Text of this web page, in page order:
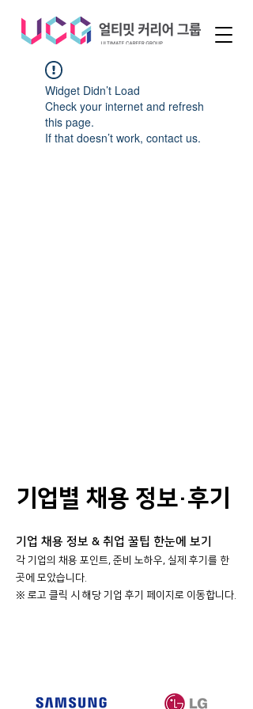
Widget Didn’t Load
Check your internet and refresh
this page.
If that doesn’t work, contact us.
기업별 채용 정보·후기
기업 채용 정보 & 취업 꿀팁 한눈에 보기
각 기업의 채용 포인트, 준비 노하우, 실제 후기를 한
곳에 모았습니다.
​※ 로고 클릭 시 해당 기업 후기 페이지로 이동합니다.